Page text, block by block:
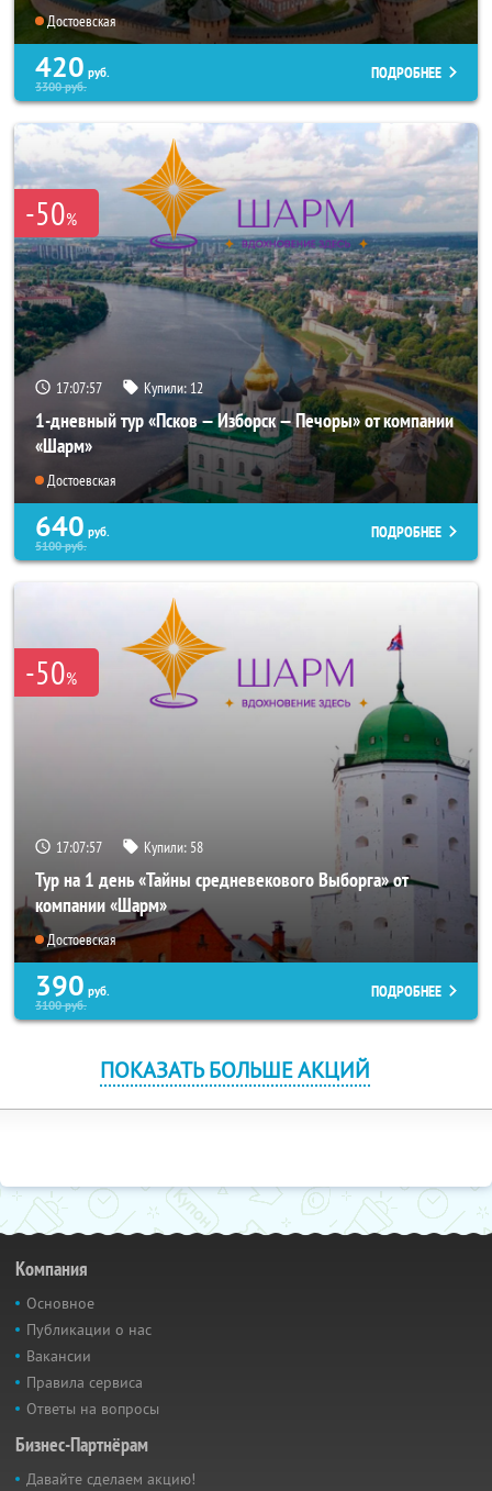
Достоевская
420 руб.
3300руб.
ПОДРОБНЕЕ
-50%
17:07:57 Купили: 12
1-дневный тур «Псков — Изборск — Печоры» от компании
«Шарм»
Достоевская
640 руб.
5100руб.
ПОДРОБНЕЕ
-50%
17:07:57 Купили: 58
Тур на 1 день «Тайны средневекового Выборга» от
компании «Шарм»
Достоевская
390 руб.
3100руб.
ПОДРОБНЕЕ
ПОКАЗАТЬ БОЛЬШЕ АКЦИЙ
Компания
Основное
Публикации о нас
Вакансии
Правила сервиса
Ответы на вопросы
Бизнес-Партнёрам
Давайте сделаем акцию!